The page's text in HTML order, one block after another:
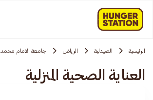
الرئيسية الصيدلية الرياض جامعة الامام محمد
العناية الصحية المنزلية